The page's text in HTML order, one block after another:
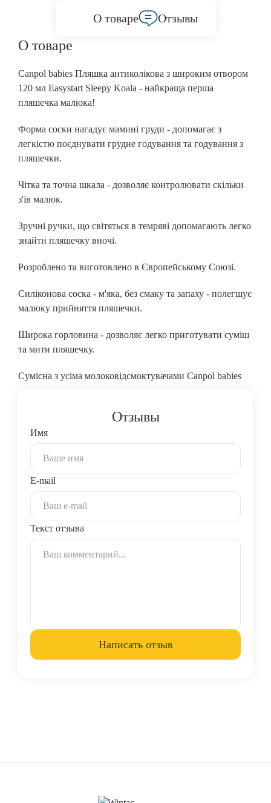
О товаре Отзывы
О товаре
Canpol babies Пляшка антиколікова з широким отвором
120 мл Easystart Sleepy Koala - найкраща перша
пляшечка малюка!
Форма соски нагадує мамині груди - допомагає з
легкістю поєднувати грудне годування та годування з
пляшечки.
Чітка та точна шкала - дозволяє контролювати скільки
з'їв малюк.
Зручні ручки, що світяться в темряві допомагають легко
знайти пляшечку вночі.
Розроблено та виготовлено в Європейському Союзі.
Силіконова соска - м'яка, без смаку та запаху - полегшує
малюку прийняття пляшечки.
Широка горловина - дозволяє легко приготувати суміш
та мити пляшечку.
Сумісна з усіма молоковідсмоктувачами Canpol babies
Отзывы
Имя
E-mail
Текст отзыва
Написать отзыв